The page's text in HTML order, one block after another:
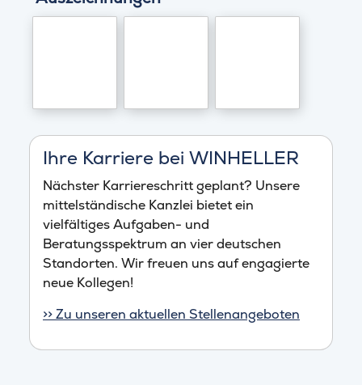
Ihre Karriere bei WINHELLER
Nächster Karriereschritt geplant? Unsere
mittelständische Kanzlei bietet ein
vielfältiges Aufgaben- und
Beratungsspektrum an vier deutschen
Standorten. Wir freuen uns auf engagierte
neue Kollegen!
>> Zu unseren aktuellen Stellenangeboten